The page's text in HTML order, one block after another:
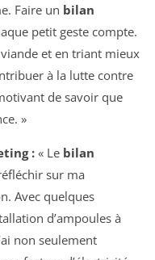
Faire un bilan
petit geste compte.
et en triant mieux
à la lutte contre
de savoir que
»
: « Le bilan
sur ma
Avec quelques
d’ampoules à
non seulement